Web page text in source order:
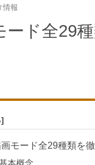
情報
ド全29種
モード全29種類を徹